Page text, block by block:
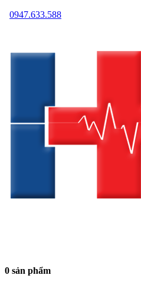
0947.633.588
0 sản phẩm